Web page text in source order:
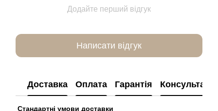
Додайте перший відгук
Написати відгук
Доставка Оплата Гарантія Консультація
Стандартні умови доставки